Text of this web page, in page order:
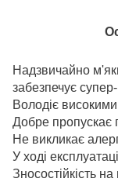
Надзвичайно
забезпечує
Володіє
Добре пропускає
Не викликає
У ході
Зносостійкість